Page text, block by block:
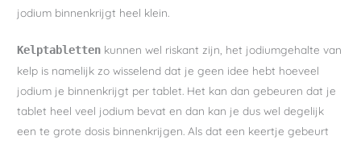
jodium binnenkrijgt heel klein.
Kelptabletten kunnen wel riskant zijn, het jodiumgehalte van
kelp is namelijk zo wisselend dat je geen idee hebt hoeveel
jodium je binnenkrijgt per tablet. Het kan dan gebeuren dat je
tablet heel veel jodium bevat en dan kan je dus wel degelijk
een te grote dosis binnenkrijgen. Als dat een keertje gebeurt